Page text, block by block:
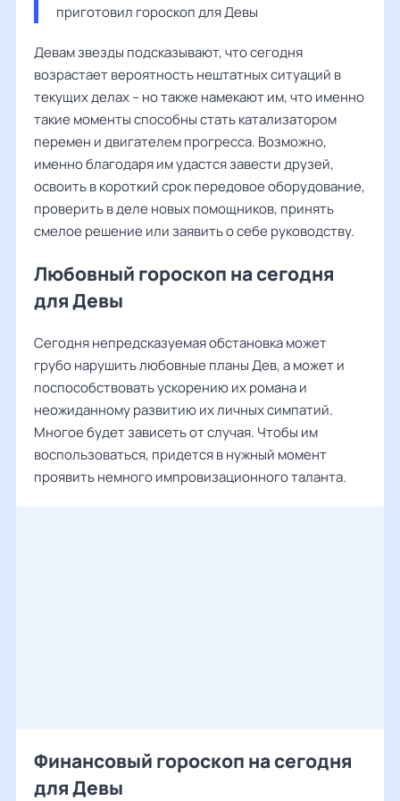
приготовил гороскоп для Девы
Девам звезды подсказывают, что сегодня
возрастает вероятность нештатных ситуаций в
текущих делах – но также намекают им, что именно
такие моменты способны стать катализатором
перемен и двигателем прогресса. Возможно,
именно благодаря им удастся завести друзей,
освоить в короткий срок передовое оборудование,
проверить в деле новых помощников, принять
смелое решение или заявить о себе руководству.
Любовный гороскоп на сегодня
для Девы
Сегодня непредсказуемая обстановка может
грубо нарушить любовные планы Дев, а может и
поспособствовать ускорению их романа и
неожиданному развитию их личных симпатий.
Многое будет зависеть от случая. Чтобы им
воспользоваться, придется в нужный момент
проявить немного импровизационного таланта.
Финансовый гороскоп на сегодня
для Девы